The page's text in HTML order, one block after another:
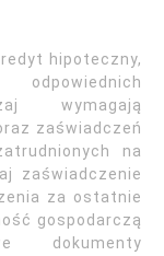
hipoteczny,
wymagają
zaświadczeń
na
zaświadczenie
za ostatnie
gospodarczą
dokumenty